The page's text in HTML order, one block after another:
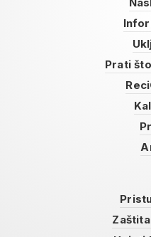
Prati